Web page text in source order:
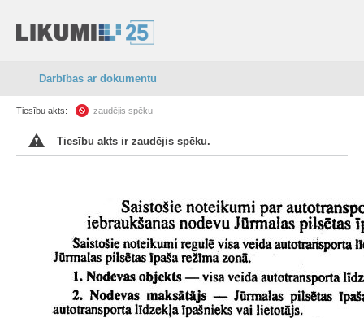
Darbības ar dokumentu
Tiesību akts: zaudējis spēku
Tiesību akts ir zaudējis spēku.